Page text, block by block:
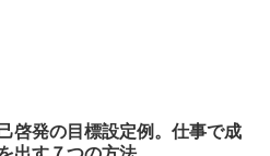
啓発の目標設定例。仕事で成